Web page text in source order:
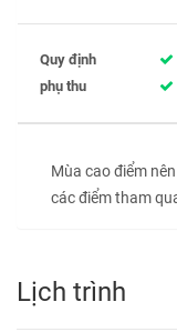
Quy định
phụ thu
Mùa cao điểm
các điểm tham
Lịch trình